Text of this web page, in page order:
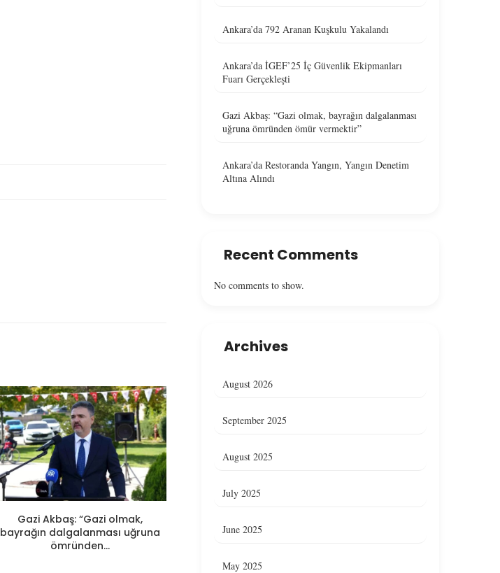
Gazi Akbaş: “Gazi olmak,
bayrağın dalgalanması uğruna
ömründen...
Yangın Denetim Altına Alındı
Ankara’da 792 Aranan Kuşkulu Yakalandı
Ankara’da İGEF’25 İç Güvenlik Ekipmanları
Fuarı Gerçekleşti
Gazi Akbaş: “Gazi olmak, bayrağın dalgalanması
uğruna ömründen ömür vermektir”
Ankara’da Restoranda Yangın, Yangın Denetim
Altına Alındı
Recent Comments
No comments to show.
Archives
August 2026
September 2025
August 2025
July 2025
June 2025
May 2025